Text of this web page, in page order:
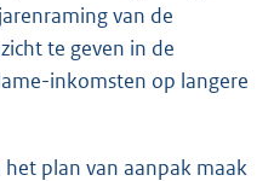
van de
te geven in de
inkomsten op langere
plan van aanpak maak